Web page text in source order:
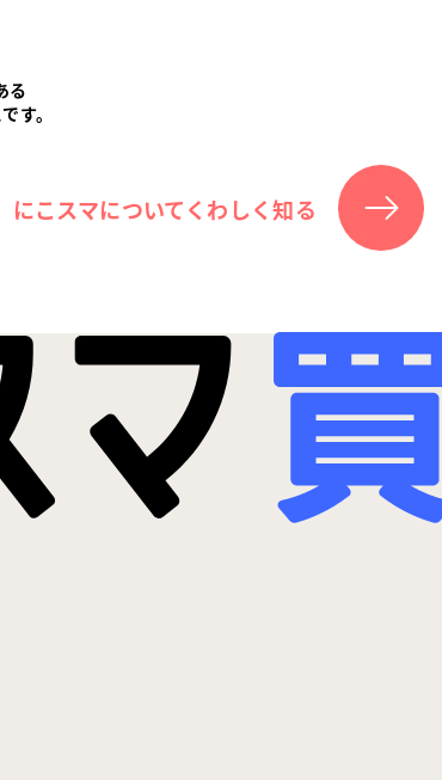
る
す。
にこスマについてくわしく知る